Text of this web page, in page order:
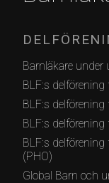
Barnläkare under
BLF:s
BLF:s
BLF:s
BLF:s
(PHO)
Global Barn och